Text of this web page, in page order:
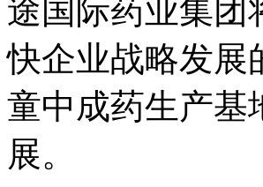
途国际药业集团
快企业战略发展
童中成药生产基
展。